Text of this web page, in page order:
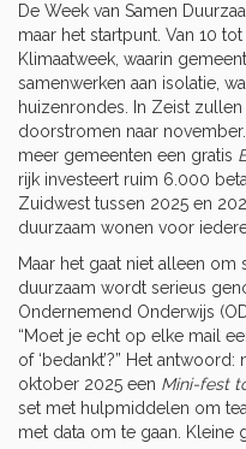
De Week van Samen
maar het startpunt. Van 10
Klimaatweek, waarin
samenwerken aan isolatie,
huizenrondes. In Zeist
doorstromen naar
meer gemeenten een gratis
rijk investeert ruim 6.000
Zuidwest tussen 2025 en
duurzaam wonen voor
Maar het gaat niet alleen
duurzaam wordt serieus
Ondernemend Onderwijs
“Moet je echt op elke mail
of ‘bedankt’?” Het
oktober 2025 een Mini-fest
set met hulpmiddelen om
met data om te gaan. Kleine